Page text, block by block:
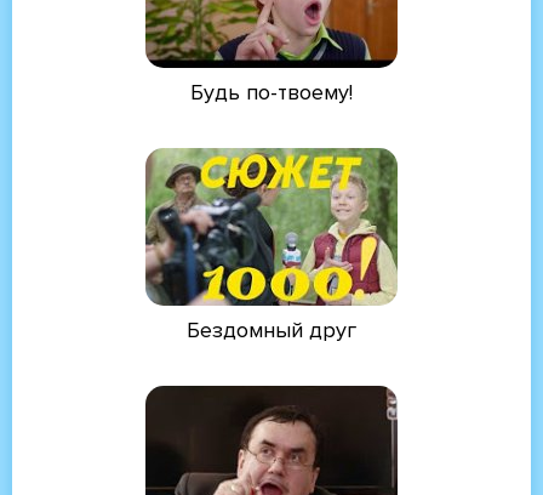
Будь по-твоему!
Бездомный друг